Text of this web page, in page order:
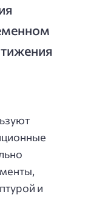
и